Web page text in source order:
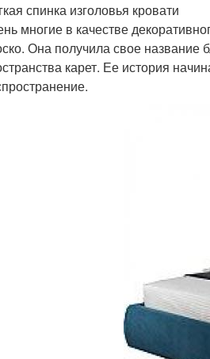
спинка изголовья кровати
многие в качестве
Она получила свое название
карет. Ее история